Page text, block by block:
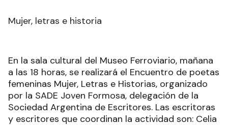
Mujer, letras e historia
En la sala cultural del Museo Ferroviario, mañana
a las 18 horas, se realizará el Encuentro de poetas
femeninas Mujer, Letras e Historias, organizado
por la SADE Joven Formosa, delegación de la
Sociedad Argentina de Escritores. Las escritoras
y escritores que coordinan la actividad son: Celia